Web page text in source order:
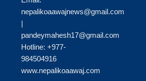
nepalikoaawajnews@gmail.com
|
pandeymahesh17@gmail.com
Hotline: +977-
984504916
www.nepalikoaawaj.com